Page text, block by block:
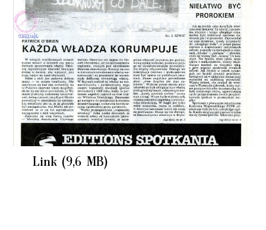
Link (9,6 MB)